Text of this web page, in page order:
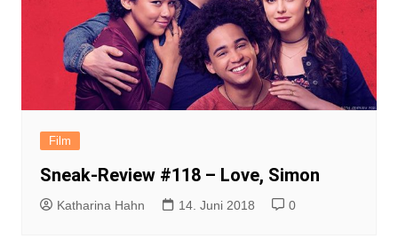
Film
Sneak-Review #118 – Love, Simon
Katharina Hahn 14. Juni 2018 0